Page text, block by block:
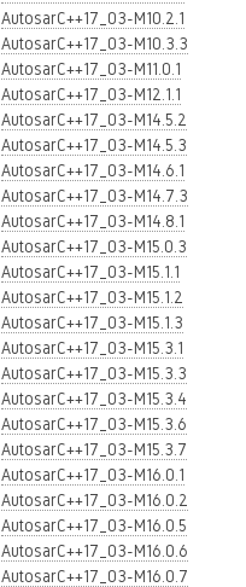
AutosarC++17_03-M10.2.1
AutosarC++17_03-M10.3.3
AutosarC++17_03-M11.0.1
AutosarC++17_03-M12.1.1
AutosarC++17_03-M14.5.2
AutosarC++17_03-M14.5.3
AutosarC++17_03-M14.6.1
AutosarC++17_03-M14.7.3
AutosarC++17_03-M14.8.1
AutosarC++17_03-M15.0.3
AutosarC++17_03-M15.1.1
AutosarC++17_03-M15.1.2
AutosarC++17_03-M15.1.3
AutosarC++17_03-M15.3.1
AutosarC++17_03-M15.3.3
AutosarC++17_03-M15.3.4
AutosarC++17_03-M15.3.6
AutosarC++17_03-M15.3.7
AutosarC++17_03-M16.0.1
AutosarC++17_03-M16.0.2
AutosarC++17_03-M16.0.5
AutosarC++17_03-M16.0.6
AutosarC++17_03-M16.0.7